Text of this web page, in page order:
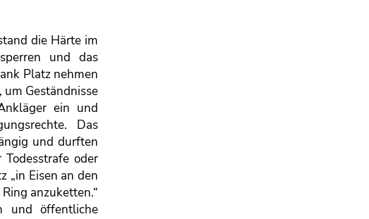
die Härte im
und das
Platz nehmen
Geständnisse
ein und
Das
und durften
oder
„in Eisen an den
anzuketten.“
und öffentliche